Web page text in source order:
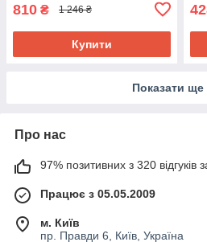
810 ₴ 1 246 ₴
Купити
Показати ще
Про нас
97% позитивних з 320 відгуків
Працює з 05.05.2009
м. Київ
пр. Правди 6, Київ, Україна